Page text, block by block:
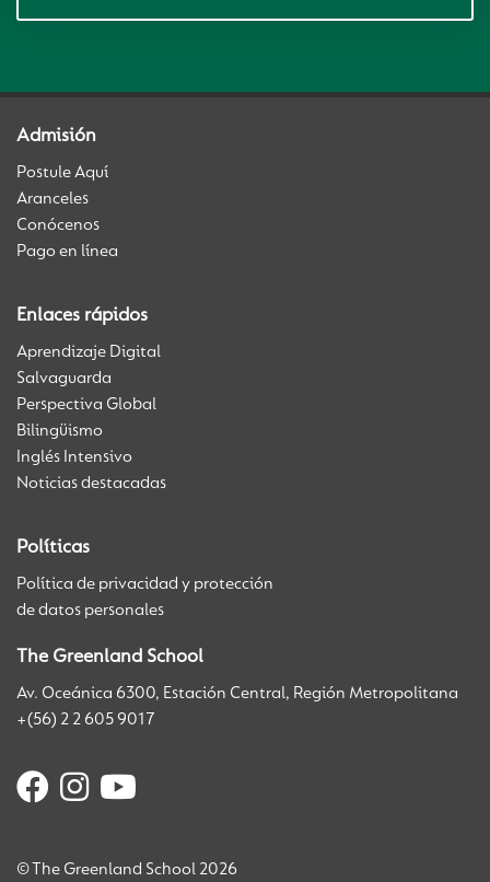
Admisión
Postule Aquí
Aranceles
Conócenos
Pago en línea
Enlaces rápidos
Aprendizaje Digital
Salvaguarda
Perspectiva Global
Bilingüismo
Inglés Intensivo
Noticias destacadas
Políticas
Política de privacidad y protección
de datos personales
The Greenland School
Av. Oceánica 6300, Estación Central, Región Metropolitana
+(56) 2 2 605 9017
© The Greenland School 2026